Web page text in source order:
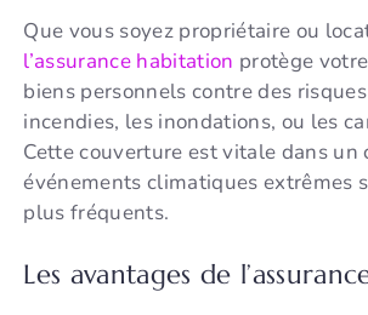
Que vous soyez propriétaire ou
l’assurance habitation protège
biens personnels contre des
incendies, les inondations, ou les
Cette couverture est vitale dans un
événements climatiques extrêmes
plus fréquents.
Les avantages de